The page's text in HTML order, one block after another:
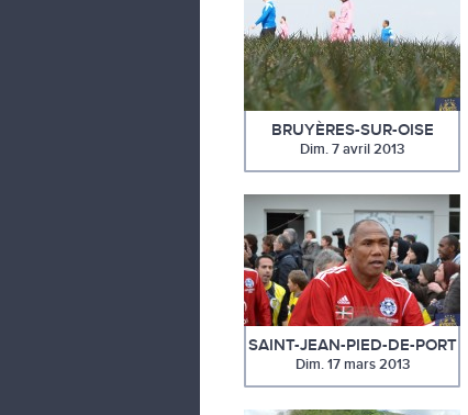
BRUYÈRES-SUR-OISE
Dim. 7 avril 2013
SAINT-JEAN-PIED-DE-PORT
Dim. 17 mars 2013